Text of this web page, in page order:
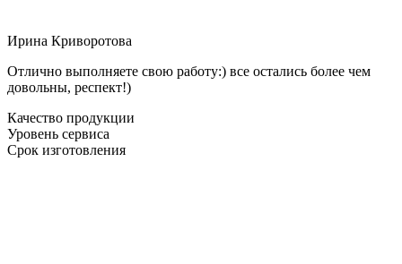
Ирина Криворотова
Отлично выполняете свою работу:) все остались более чем
довольны, респект!)
Качество продукции
Уровень сервиса
Срок изготовления